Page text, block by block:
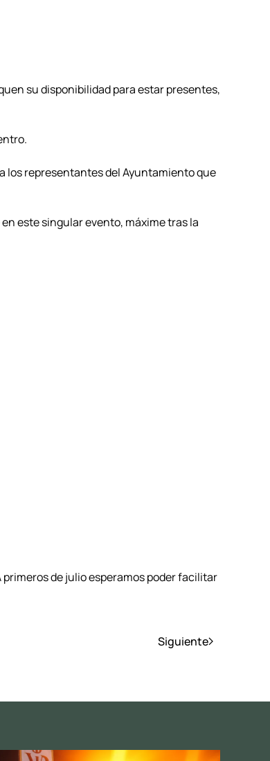
su disponibilidad para estar presentes,
a los representantes del Ayuntamiento que
este singular evento, máxime tras la
de julio esperamos poder facilitar
Siguiente